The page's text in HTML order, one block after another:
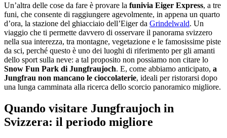
Un’altra delle cose da fare è provare la funivia Eiger Express, a tre
funi, che consente di raggiungere agevolmente, in appena un quarto
d’ora, la stazione del ghiacciaio dell’Eiger da Grindelwald. Un
viaggio che ti permette davvero di osservare il panorama svizzero
nella sua interezza, tra montagne, vegetazione e le famosissime piste
da sci, perché questo è uno dei luoghi di riferimento per gli amanti
dello sport sulla neve: a tal proposito non possiamo non citare lo
Snow Fun Park di Jungfraujoch. E, come abbiamo anticipato, a
Jungfrau non mancano le cioccolaterie, ideali per ristorarsi dopo
una lunga camminata alla ricerca dello scorcio panoramico migliore.
Quando visitare Jungfraujoch in
Svizzera: il periodo migliore